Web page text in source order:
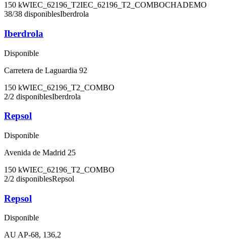
150 kWIEC_62196_T2IEC_62196_T2_COMBOCHADEMO
38/38 disponiblesIberdrola
Iberdrola
Disponible
Carretera de Laguardia 92
150 kWIEC_62196_T2_COMBO
2/2 disponiblesIberdrola
Repsol
Disponible
Avenida de Madrid 25
150 kWIEC_62196_T2_COMBO
2/2 disponiblesRepsol
Repsol
Disponible
AU AP-68, 136,2